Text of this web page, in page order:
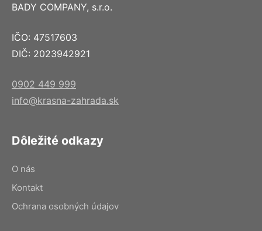
BADY COMPANY, s.r.o.
IČO: 47517603
DIČ: 2023942921
0902 449 999
info@krasna-zahrada.sk
Dôležité odkazy
O nás
Kontakt
Ochrana osobných údajov